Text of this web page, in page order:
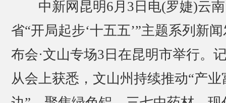
中新网昆明6月3日电(罗婕)云南
省“开局起步‘十五五’”主题系列新
布会·文山专场3日在昆明市举行。
从会上获悉，文山州持续推动“产业